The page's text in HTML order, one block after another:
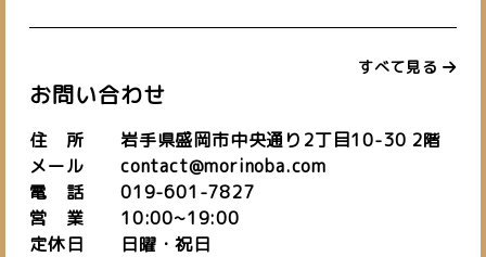
私たちについて
施設紹介
space
バーチャルオフィス
virtual office
お知らせ
ご予約はこちら
お問い合わせ
すべて見る
お問い合わせ
住 所 岩手県盛岡市中央通り2丁目10-30 2階
メール contact@morinoba.com
電 話 019-601-7827
営 業 10:00~19:00
定休日 日曜・祝日